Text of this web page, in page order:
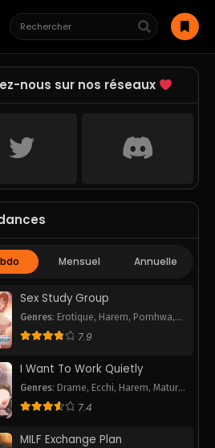
nous sur nos réseaux
Mensuel Annuelle
Sex Study Group
Genres: Erotique, Harem, Pornhwa,
Romance,School Life
7.9
I Want To Work Quietly
Genres: Drame, Ecchi, Harem,Mature,
Pornhwa,Romance
7.4
MILF Exchange Plan